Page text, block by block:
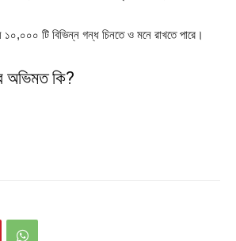
টি বিভিন্ন গন্ধ চিনতে ও মনে রাখতে পারে।
অভিমত কি?